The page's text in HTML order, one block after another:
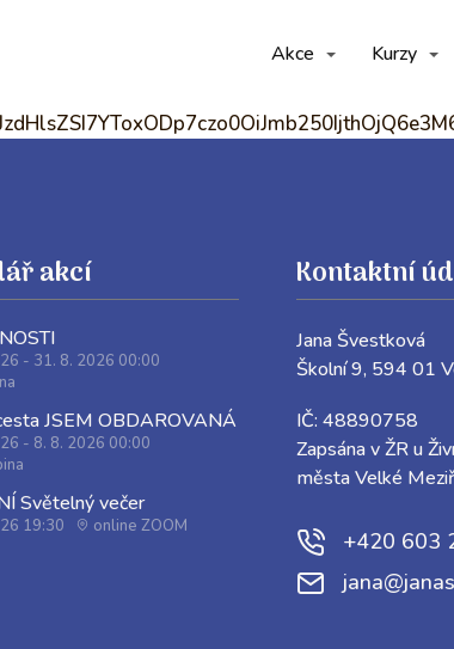
Akce Kurzy
akcí
- 31. 8. 2026 00:00
JSEM OBDAROVANÁ
- 8. 8. 2026 00:00
Světelný večer
19:30 online ZOOM
Kontaktní
Jana Švestková
Školní 9, 594
IČ: 48890758
Zapsána v ŽR u
města Velké
+420 603